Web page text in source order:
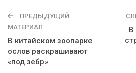
ПРЕДЫДУЩИЙ
МАТЕРИАЛ
В китайском зоопарке
ослов раскрашивают
«под зебр»
В